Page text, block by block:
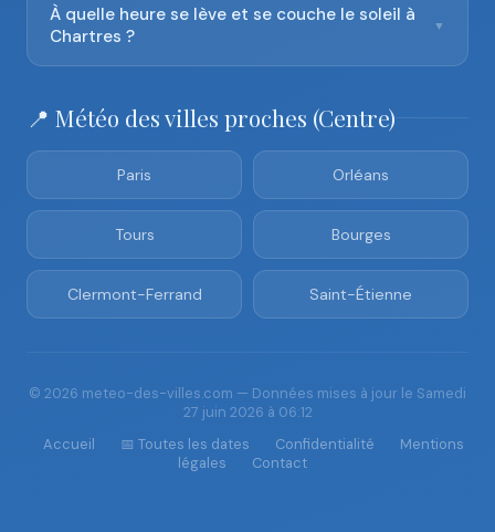
À quelle heure se lève et se couche le soleil à
Chartres ?
▼
📍 Météo des villes proches (Centre)
Paris Orléans
Tours Bourges
Clermont-Ferrand Saint-Étienne
© 2026 meteo-des-villes.com — Données mises à jour le Samedi
27 juin 2026 à 06:12
Accueil
📅 Toutes les dates Confidentialité
Mentions
légales
Contact